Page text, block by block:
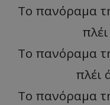
Το πανόραμα
Το πανόραμα
πλέι
Το πανόραμα